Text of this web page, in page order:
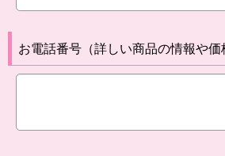
お電話番号（詳しい商品の情報や